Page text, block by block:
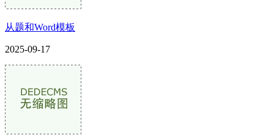
从题和Word模板
2025-09-17